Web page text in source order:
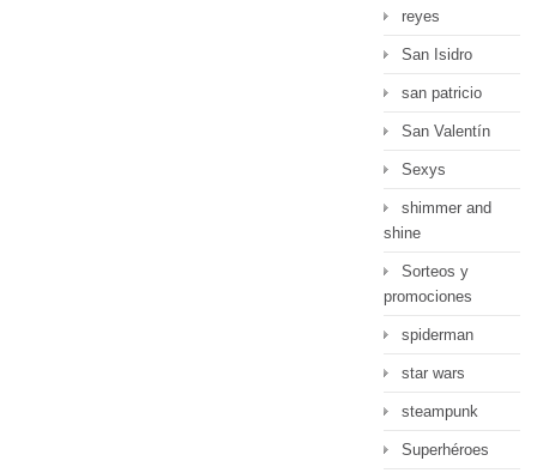
reyes
San Isidro
san patricio
San Valentín
Sexys
shimmer and
shine
Sorteos y
promociones
spiderman
star wars
steampunk
Superhéroes